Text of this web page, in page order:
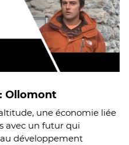
Ollomont
une économie liée
avec un futur qui
développement